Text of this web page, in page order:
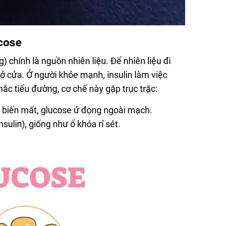
chính là nguồn nhiên liệu. Để nhiên liệu đi
cửa. Ở người khỏe mạnh, insulin làm việc
tiểu đường, cơ chế này gặp trục trặc:
mất, glucose ứ đọng ngoài mạch.
giống như ổ khóa rỉ sét.